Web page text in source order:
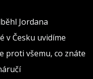
Jordana
v Česku uvidíme
proti všemu, co znáte